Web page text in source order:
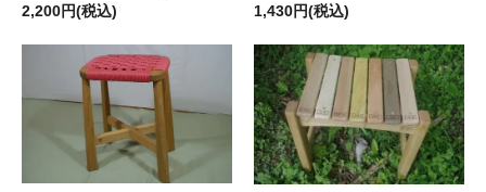
2,200円(税込)
1,430円(税込)